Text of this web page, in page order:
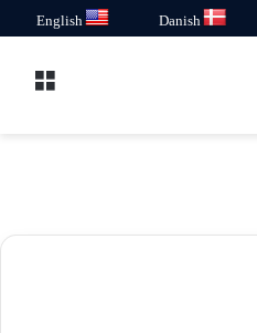
Danish
English